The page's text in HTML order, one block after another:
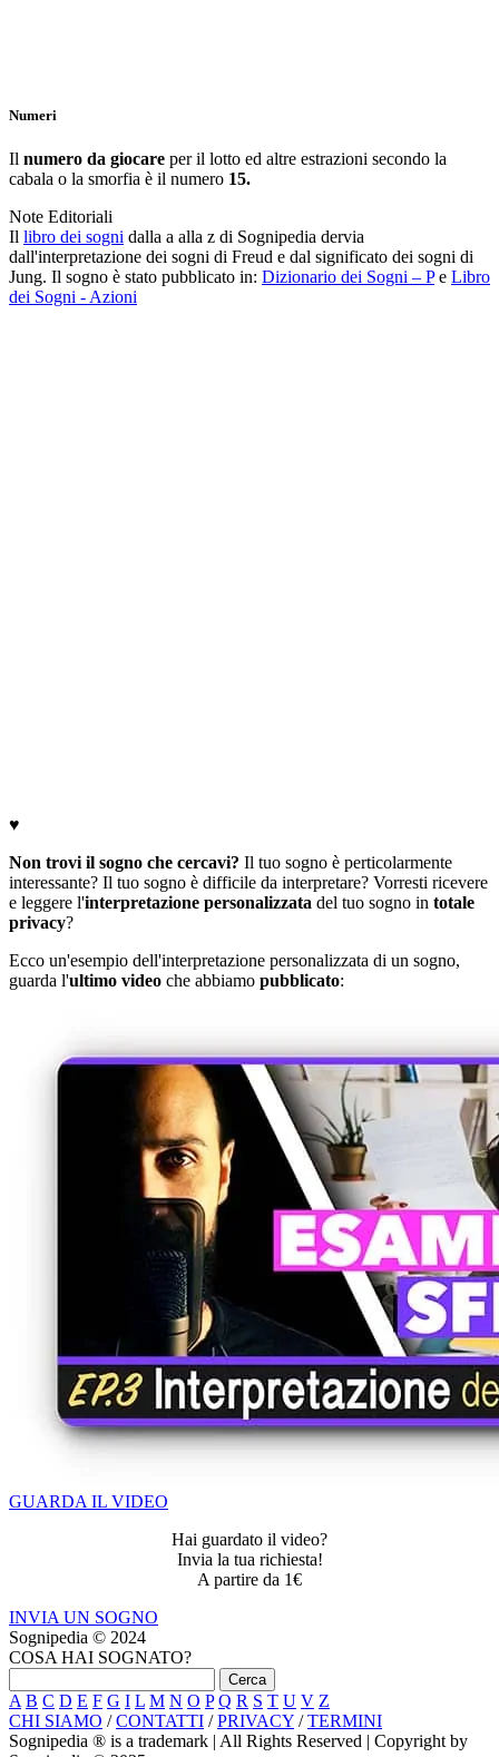
Numeri
Il numero da giocare per il lotto ed altre estrazioni secondo la
cabala o la smorfia è il numero 15.
Note Editoriali
Il libro dei sogni dalla a alla z di Sognipedia dervia
dall'interpretazione dei sogni di Freud e dal significato dei sogni di
Jung. Il sogno è stato pubblicato in: Dizionario dei Sogni – Pe Libro
dei Sogni - Azioni
♥
Non trovi il sogno che cercavi? Il tuo sogno è perticolarmente
interessante? Il tuo sogno è difficile da interpretare? Vorresti ricevere
e leggere l'interpretazione personalizzata del tuo sogno in totale
privacy?
Ecco un'esempio dell'interpretazione personalizzata di un sogno,
guarda l'ultimo video che abbiamo pubblicato:
GUARDA IL VIDEO
Hai guardato il video?
Invia la tua richiesta!
A partire da 1€
INVIA UN SOGNO
Sognipedia © 2024
COSA HAI SOGNATO?
A B C D E F G I L M N O P Q R S T U V Z
CHI SIAMO /CONTATTI /PRIVACY /TERMINI
Sognipedia ® is a trademark | All Rights Reserved | Copyright by